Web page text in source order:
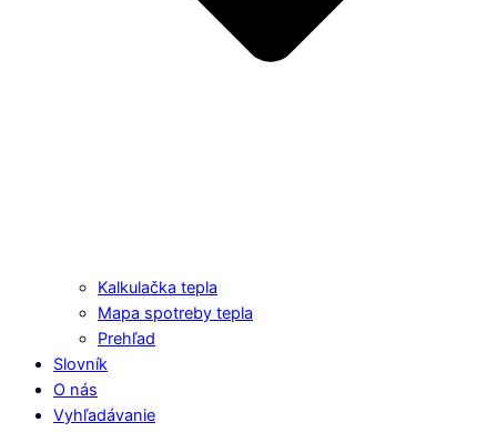
Kalkulačka tepla
Mapa spotreby tepla
Prehľad
Slovník
O nás
Vyhľadávanie